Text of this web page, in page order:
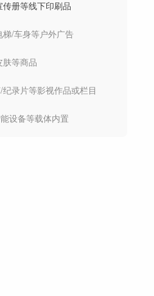
册等线下印刷品
/车身等户外广告
肤等商品
录片等影视作品或栏目
设备等载体内置